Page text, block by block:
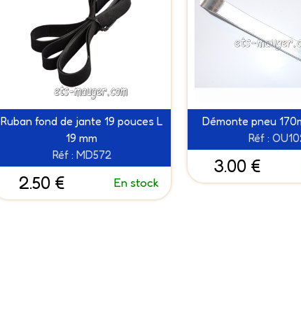
Ruban fond de jante 19 pouces L
19 mm
Réf : MD572
2.50 € En stock
Démonte pneu
Réf :
3.00 €